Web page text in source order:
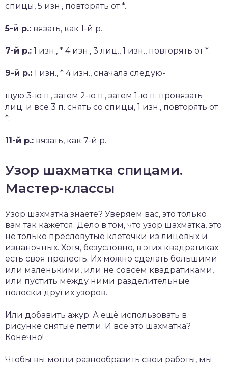
спицы, 5 изн., повторять от *.
5-й р.: вязать, как 1-й р.
7-й р.: 1 изн., * 4 изн., 3 лиц., 1 изн., повторять от *.
9-й р.: 1 изн., * 4 изн., сначала следую-
щую 3-ю п., затем 2-ю п., затем 1-ю п. провязать
лиц. и все 3 п. снять со спицы, 1 изн., повторять от
*.
11-й р.: вязать, как 7-й р.
Узор шахматка спицами.
Мастер-классы
Узор шахматка знаете? Уверяем вас, это только
вам так кажется. Дело в том, что узор шахматка, это
не только пресловутые клеточки из лицевых и
изнаночных. Хотя, безусловно, в этих квадратиках
есть своя прелесть. Их можно сделать большими
или маленькими, или не совсем квадратиками,
или пустить между ними разделительные
полоски других узоров.
Или добавить ажур. А ещё использовать в
рисунке снятые петли. И всё это шахматка?
Конечно!
Чтобы вы могли разнообразить свои работы, мы